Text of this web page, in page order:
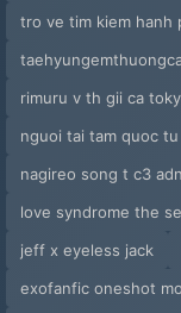
tro ve tim kiem hanh
rimuru v th gii ca
nguoi tai tam quoc
nagireo song t c3
love syndrome the
jeff x eyeless jack
exofanfic oneshot